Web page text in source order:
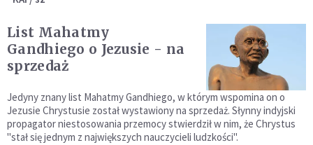
List Mahatmy
Gandhiego o Jezusie - na
sprzedaż
Jedyny znany list Mahatmy Gandhiego, w którym wspomina on o
Jezusie Chrystusie został wystawiony na sprzedaż. Słynny indyjski
propagator niestosowania przemocy stwierdził w nim, że Chrystus
"stał się jednym z największych nauczycieli ludzkości".